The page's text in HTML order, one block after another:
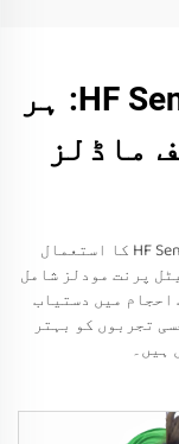
HF Sensory Liquid Floor Tiles: ہر
ماڈلز
ہمارے وسیع رینج کے HF Sensory Liquid Floor Tiles کا استعمال
پرنت مودلز شامل
احجام میں دستیاب
تجربوں کو بہتر
ہیں۔